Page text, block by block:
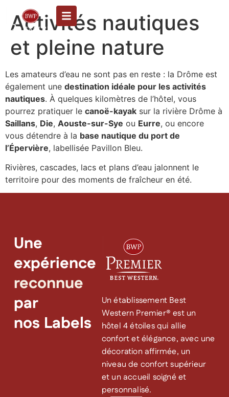
Activités nautiques
et pleine nature
Les amateurs d’eau ne sont pas en reste : la Drôme est
également une destination idéale pour les activités
nautiques. À quelques kilomètres de l’hôtel, vous
pourrez pratiquer le canoë-kayak sur la rivière Drôme à
Saillans, Die, Aouste-sur-Sye ou Eurre, ou encore
vous détendre à la base nautique du port de
l’Épervière, labellisée Pavillon Bleu.
Rivières, cascades, lacs et plans d’eau jalonnent le
territoire pour des moments de fraîcheur en été.
Une
expérience
reconnue
par
nos Labels
Un établissement Best
Western Premier® est un
hôtel 4 étoiles qui allie
confort et élégance, avec une
décoration affirmée, un
niveau de confort supérieur
et un accueil soigné et
personnalisé.